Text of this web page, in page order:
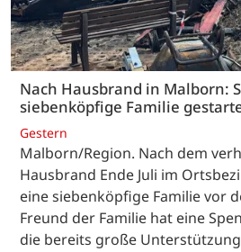
Nach Hausbrand in Malborn:
siebenköpfige Familie
Gestern
Malborn/Region. Nach dem
Hausbrand Ende Juli im
eine siebenköpfige Familie vor
Freund der Familie hat eine
die bereits große